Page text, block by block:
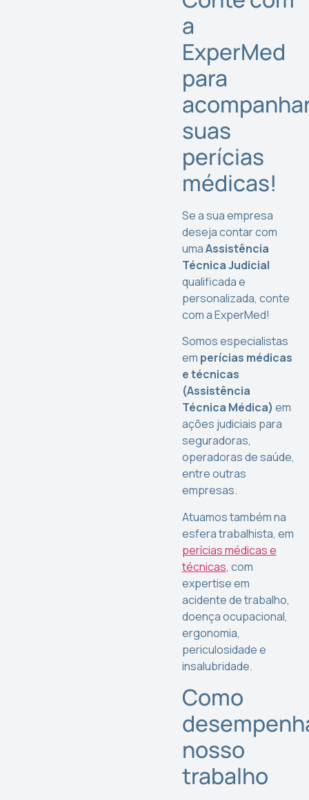
a
ExperMed
para
suas
perícias
médicas!
Se a sua empresa
deseja contar com
umaAssistência
Técnica Judicial
qualificada e
personalizada, conte
com a ExperMed!
Somos especialistas
em perícias médicas
e técnicas
(Assistência
Técnica Médica) em
ações judiciais para
seguradoras,
operadoras de saúde,
entre outras
empresas.
Atuamos também na
esfera trabalhista, em
perícias médicas e
técnicas, com
expertise em
acidente de trabalho,
doença ocupacional,
ergonomia,
periculosidade e
insalubridade.
Como
nosso
trabalho